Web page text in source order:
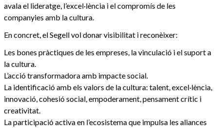
avala el lideratge, l’excel·lència i el compromís de les
companyies amb la cultura.
En concret, el Segell vol donar visibilitat i reconèixer:
Les bones pràctiques de les empreses, la vinculació i el suport a
la cultura.
L’acció transformadora amb impacte social.
La identificació amb els valors de la cultura: talent, excel·lència,
innovació, cohesió social, empoderament, pensament crític i
creativitat.
La participació activa en l’ecosistema que impulsa les aliances